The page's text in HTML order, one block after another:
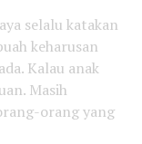
selalu katakan
keharusan
Kalau anak
Masih
orang yang